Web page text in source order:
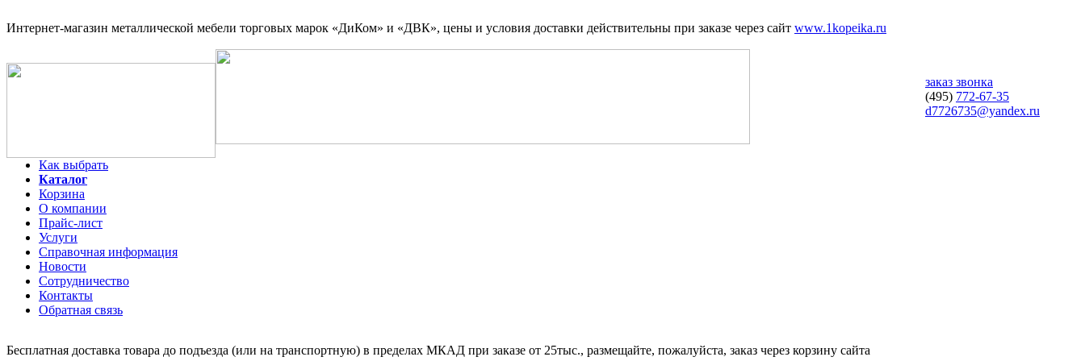
Интернет-магазин металлической мебели торговых марок «ДиКом» и «ДВК», цены и условия доставки действительны при заказе через сайт www.1kopeika.ru
заказ звонка
(495) 772-67-35
d7726735@yandex.ru
Как выбрать
Каталог
Корзина
О компании
Прайс-лист
Услуги
Справочная информация
Новости
Сотрудничество
Контакты
Обратная связь
Бесплатная доставка товара до подъезда (или на транспортную) в пределах МКАД при заказе от 25тыс., размещайте, пожалуйста, заказ через корзину сайта